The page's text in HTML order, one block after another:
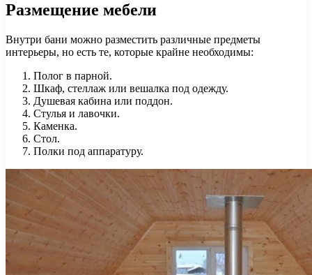
Размещение мебели
Внутри бани можно разместить различные предметы
интерьеры, но есть те, которые крайне необходимы:
Полог в парной.
Шкаф, стеллаж или вешалка под одежду.
Душевая кабина или поддон.
Стулья и лавочки.
Каменка.
Стол.
Полки под аппаратуру.